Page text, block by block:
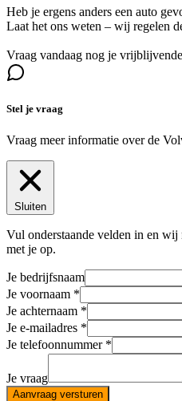
Heb je ergens anders een auto
Laat het ons weten – wij regelen
Vraag vandaag nog je
Stel je vraag
Vraag meer informatie over de
Sluiten
Vul onderstaande velden in en
met je op.
Je bedrijfsnaam
Je voornaam
Je achternaam
Je e-mailadres
Je telefoonnummer
Je vraag
Aanvraag versturen